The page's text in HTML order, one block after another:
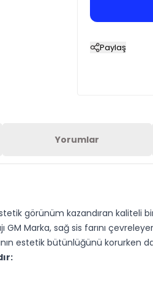
Paylaş
Yorumlar
estetik görünüm kazandıran
Marka, sağ sis farını
estetik bütünlüğünü korurken